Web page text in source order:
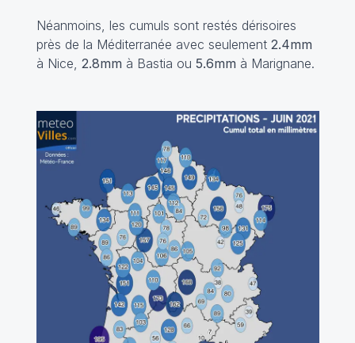
Néanmoins, les cumuls sont restés dérisoires
près de la Méditerranée avec seulement 2.4mm
à Nice, 2.8mm à Bastia ou 5.6mm à Marignane.